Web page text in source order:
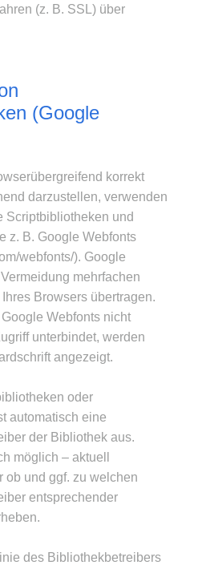
(z. B. SSL) über
(Google
korrekt
darzustellen, verwenden
Scriptbibliotheken und
z. B. Google Webfonts
webfonts/). Google
mehrfachen
Browsers übertragen.
Webfonts nicht
unterbindet, werden
angezeigt.
oder
automatisch eine
der Bibliothek aus.
möglich – aktuell
ob und ggf. zu welchen
entsprechender
des Bibliothekbetreibers